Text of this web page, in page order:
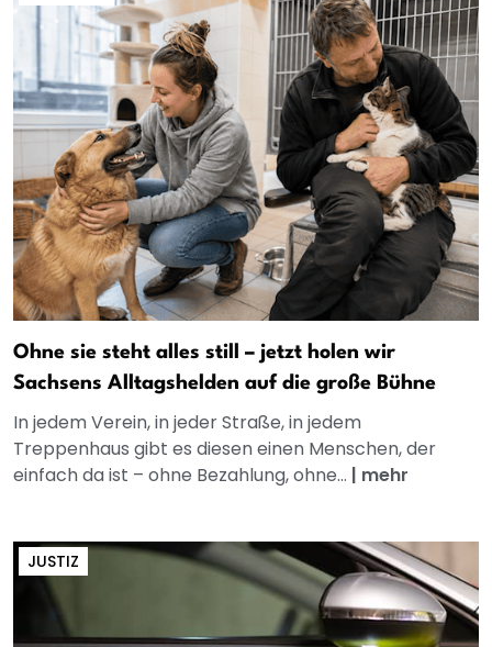
Ohne sie steht alles still – jetzt holen wir
Sachsens Alltagshelden auf die große Bühne
In jedem Verein, in jeder Straße, in jedem
Treppenhaus gibt es diesen einen Menschen, der
einfach da ist – ohne Bezahlung, ohne... | mehr
JUSTIZ